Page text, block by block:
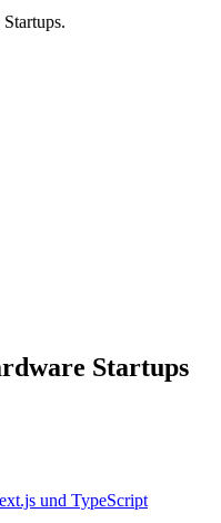
Startups
und TypeScript